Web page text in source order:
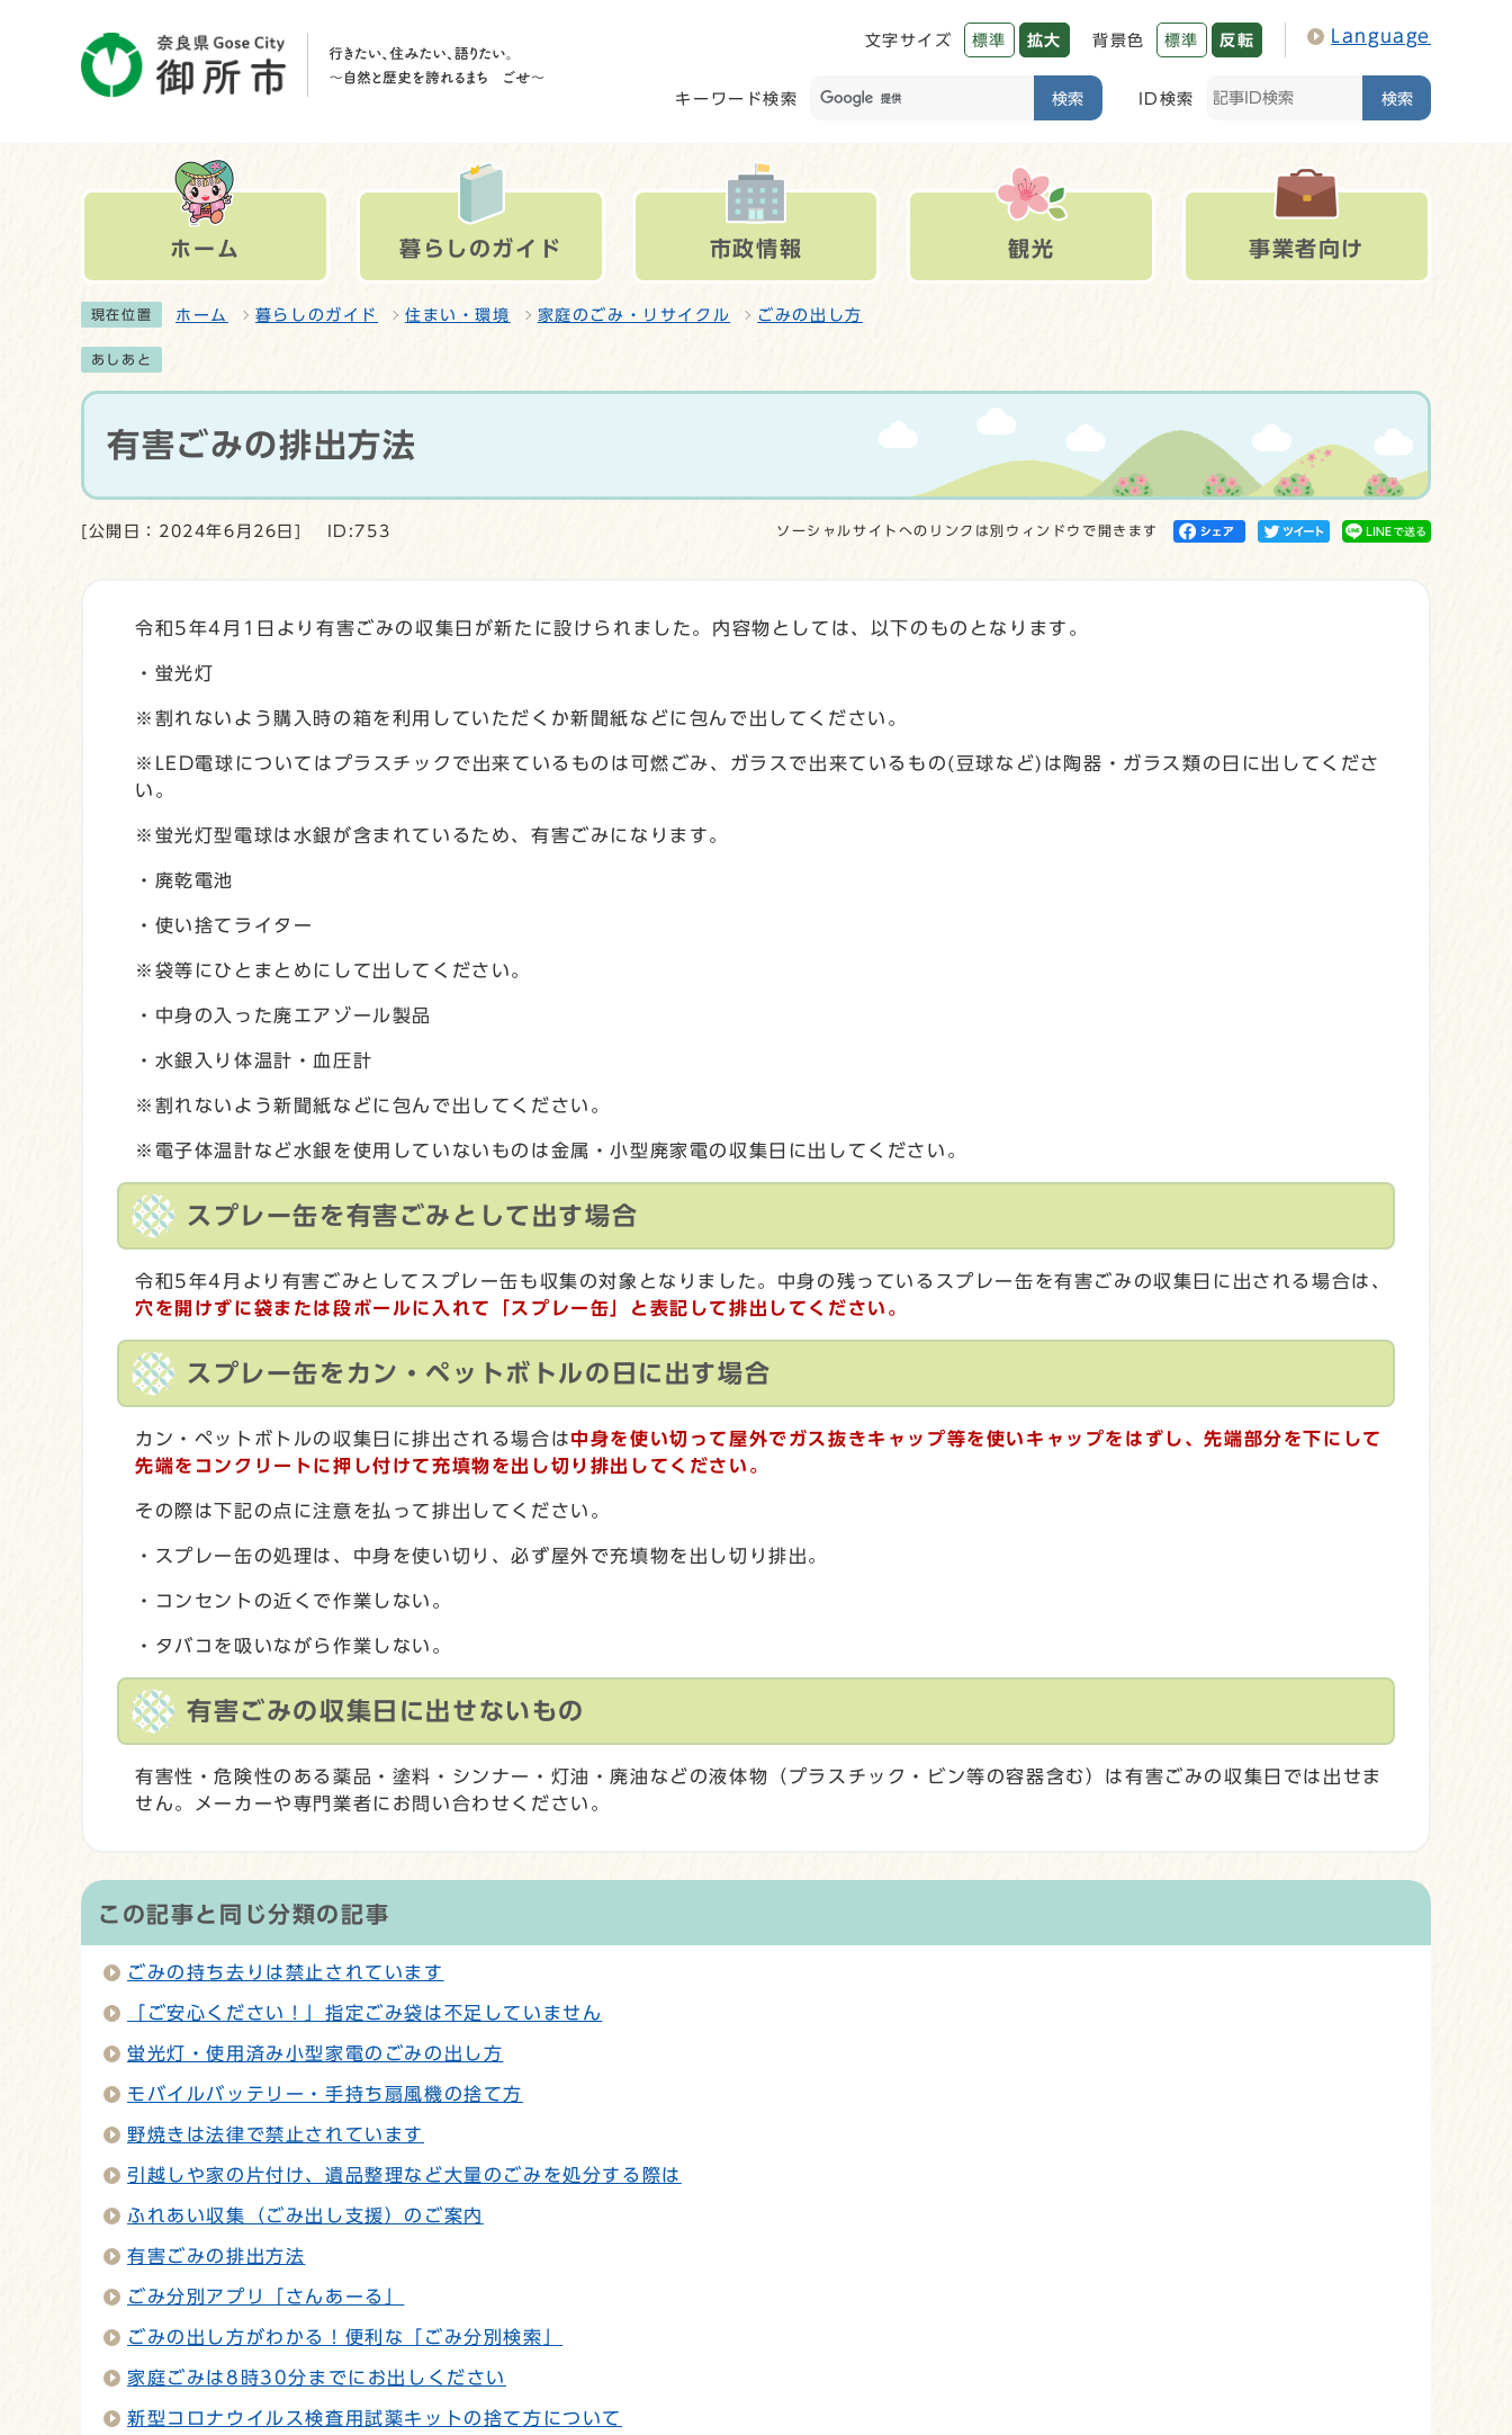
文字サイズ 標準 拡大 背景色 標準 反転 Language
キーワード検索 検索 ID検索 検索
ホーム 暮らしのガイド 市政情報 観光 事業者向け
現在位置 ホーム 暮らしのガイド 住まい・環境 家庭のごみ・リサイクル ごみの出し方
あしあと
有害ごみの排出方法
[公開日：2024年6月26日] ID:753 ソーシャルサイトへのリンクは別ウィンドウで開きます
令和5年4月1日より有害ごみの収集日が新たに設けられました。内容物としては、以下のものとなります。
・蛍光灯
※割れないよう購入時の箱を利用していただくか新聞紙などに包んで出してください。
※LED電球についてはプラスチックで出来ているものは可燃ごみ、ガラスで出来ているもの(豆球など)は陶器・ガラス類の日に出してくださ
い。
※蛍光灯型電球は水銀が含まれているため、有害ごみになります。
・廃乾電池
・使い捨てライター
※袋等にひとまとめにして出してください。
・中身の入った廃エアゾール製品
・水銀入り体温計・血圧計
※割れないよう新聞紙などに包んで出してください。
※電子体温計など水銀を使用していないものは金属・小型廃家電の収集日に出してください。
スプレー缶を有害ごみとして出す場合
令和5年4月より有害ごみとしてスプレー缶も収集の対象となりました。中身の残っているスプレー缶を有害ごみの収集日に出される場合は、
穴を開けずに袋または段ボールに入れて「スプレー缶」と表記して排出してください。
スプレー缶をカン・ペットボトルの日に出す場合
カン・ペットボトルの収集日に排出される場合は中身を使い切って屋外でガス抜きキャップ等を使いキャップをはずし、先端部分を下にして
先端をコンクリートに押し付けて充填物を出し切り排出してください。
その際は下記の点に注意を払って排出してください。
・スプレー缶の処理は、中身を使い切り、必ず屋外で充填物を出し切り排出。
・コンセントの近くで作業しない。
・タバコを吸いながら作業しない。
有害ごみの収集日に出せないもの
有害性・危険性のある薬品・塗料・シンナー・灯油・廃油などの液体物（プラスチック・ビン等の容器含む）は有害ごみの収集日では出せま
せん。メーカーや専門業者にお問い合わせください。
この記事と同じ分類の記事
ごみの持ち去りは禁止されています
「ご安心ください！」指定ごみ袋は不足していません
蛍光灯・使用済み小型家電のごみの出し方
モバイルバッテリー・手持ち扇風機の捨て方
野焼きは法律で禁止されています
引越しや家の片付け、遺品整理など大量のごみを処分する際は
ふれあい収集（ごみ出し支援）のご案内
有害ごみの排出方法
ごみ分別アプリ「さんあーる」
ごみの出し方がわかる！便利な「ごみ分別検索」
家庭ごみは8時30分までにお出しください
新型コロナウイルス検査用試薬キットの捨て方について